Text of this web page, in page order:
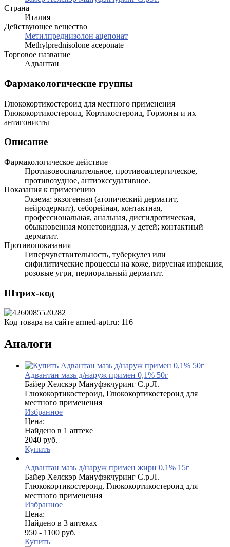
Страна
Италия
Действующее вещество
Метилпреднизолон ацепонат
Methylprednisolone aceponate
Торговое название
Адвантан
Фармакологические группы
Глюкокортикостероид для местного применения
Глюкокортикостероид, Кортикостероид, Гормоны и их
антагонисты
Описание
Фармакологическое действие
Противовоспалительное, противоаллергическое,
противозудное, антиэкссудативное.
Показания к применению
Экзема: экзогенная (атопический дерматит,
нейродермит), себорейная, контактная,
профессиональная, анальная, дисгидротическая,
обыкновенная монетовидная, у детей; контактный
дерматит.
Противопоказания
Гиперчувствительность, туберкулез или
сифилитические процессы на коже, вирусная инфекция,
розовые угри, периоральный дерматит.
Штрих-код
Код товара на сайте armed-apt.ru: 116
Аналоги
Адвантан мазь д/наруж примен 0,1% 50г
Байер Хелскэр Мануфэкчуринг С.р.Л.
Глюкокортикостероид, Глюкокортикостероид для
местного применения
Избранное
Цена:
Найдено в 1 аптеке
2040 руб.
Купить
Адвантан мазь д/наруж примен жирн 0,1% 15г
Байер Хелскэр Мануфэкчуринг С.р.Л.
Глюкокортикостероид, Глюкокортикостероид для
местного применения
Избранное
Цена:
Найдено в 3 аптеках
950 - 1100 руб.
Купить